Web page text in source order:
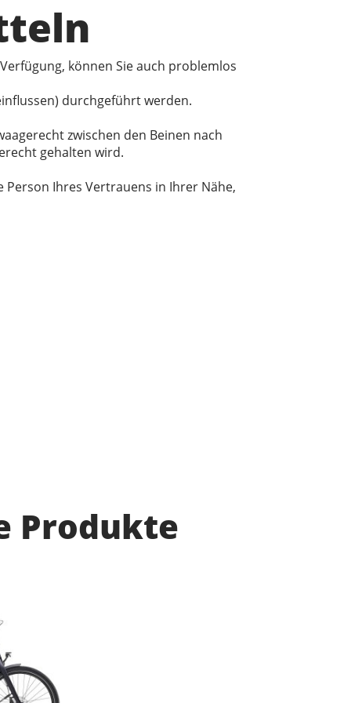
können Sie auch problemlos
durchgeführt werden.
zwischen den Beinen nach
gehalten wird.
Person Ihres Vertrauens in Ihrer Nähe,
Produkte